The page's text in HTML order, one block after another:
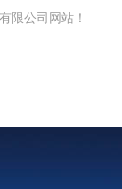
限公司网站！